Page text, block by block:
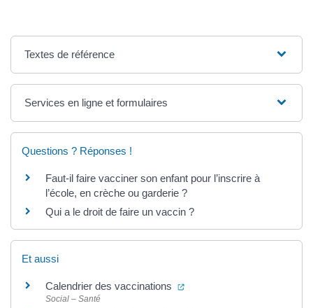
Textes de référence
Services en ligne et formulaires
Questions ? Réponses !
Faut-il faire vacciner son enfant pour l’inscrire à
l’école, en crèche ou garderie ?
Qui a le droit de faire un vaccin ?
Et aussi
Calendrier des vaccinations (ouverture dans un nouvel
Social – Santé